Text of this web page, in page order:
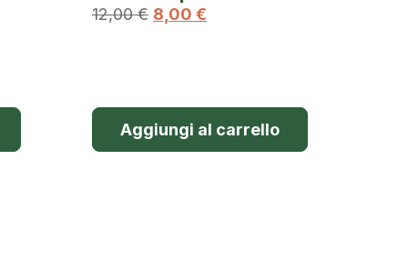
12,00€ 8,00 €
Aggiungi al carrello